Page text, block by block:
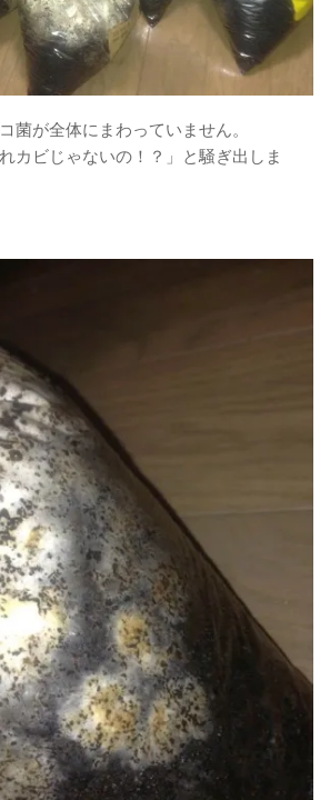
菌が全体にまわっていません。
カビじゃないの！？」と騒ぎ出しま